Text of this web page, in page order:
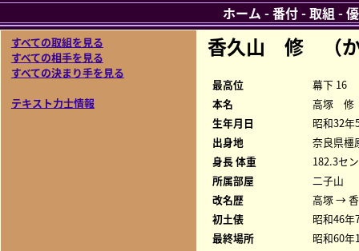
すべての取組を見る
すべての相手を見る
すべての決まり手を見る
テキスト力士情報
香久山 修 （
最高位
幕下 16
本名
高塚 修
生年月日
昭和32年
出身地
奈良県橿
身長 体重
182.3セ
所属部屋
二子山
改名歴
高塚 →
初土俵
昭和46年
最終場所
昭和60年
ホーム -番付-取組 -